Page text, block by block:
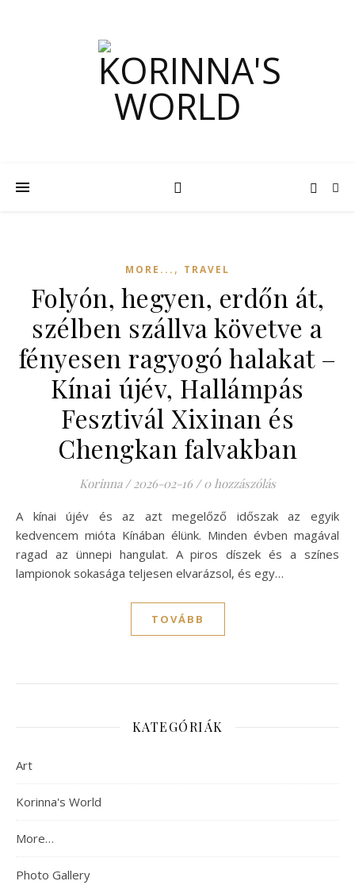
MORE... , TRAVEL
Folyón, hegyen, erdőn át,
szélben szállva követve a
fényesen ragyogó halakat –
Kínai újév, Hallámpás
Fesztivál Xixinan és
Chengkan falvakban
Korinna / 2026-02-16 / 0 hozzászólás
A kínai újév és az azt megelőző időszak az egyik
kedvencem mióta Kínában élünk. Minden évben magával
ragad az ünnepi hangulat. A piros díszek és a színes
lampionok sokasága teljesen elvarázsol, és egy…
TOVÁBB
KATEGÓRIÁK
Art
Korinna's World
More…
Photo Gallery